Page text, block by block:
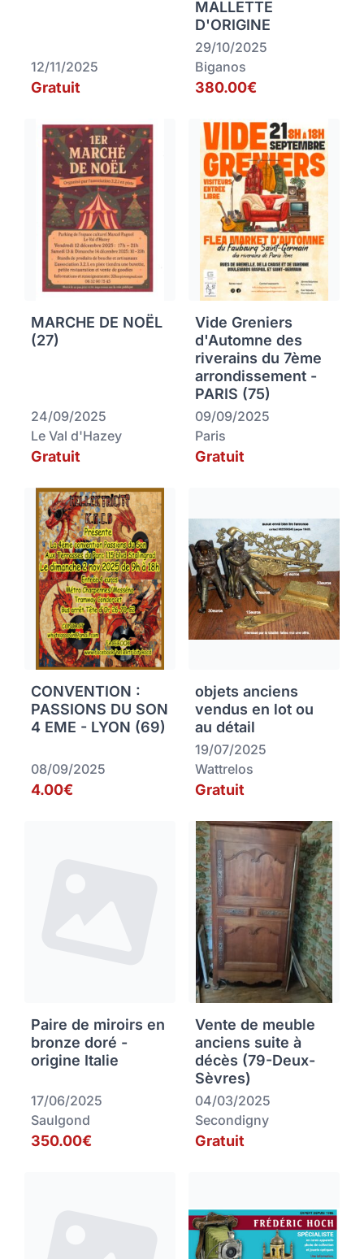
12/11/2025
Gratuit
MALLETTE
D'ORIGINE
29/10/2025
Biganos
380.00€
MARCHE DE NOËL
(27)
24/09/2025
Le Val d'Hazey
Gratuit
Vide Greniers
d'Automne des
riverains du 7ème
arrondissement -
PARIS (75)
09/09/2025
Paris
Gratuit
CONVENTION :
PASSIONS DU SON
4 EME - LYON (69)
08/09/2025
4.00€
objets anciens
vendus en lot ou
au détail
19/07/2025
Wattrelos
Gratuit
Paire de miroirs en
bronze doré -
origine Italie
17/06/2025
Saulgond
350.00€
Vente de meuble
anciens suite à
décès (79-Deux-
Sèvres)
04/03/2025
Secondigny
Gratuit